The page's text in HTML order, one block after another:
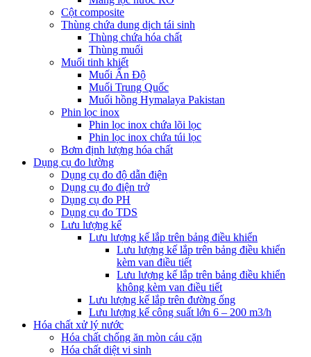
Cột composite
Thùng chứa dung dịch tái sinh
Thùng chứa hóa chất
Thùng muối
Muối tinh khiết
Muối Ấn Độ
Muối Trung Quốc
Muối hồng Hymalaya Pakistan
Phin lọc inox
Phin lọc inox chứa lõi lọc
Phin lọc inox chứa túi lọc
Bơm định lượng hóa chất
Dụng cụ đo lường
Dụng cụ đo độ dẫn điện
Dụng cụ đo điện trở
Dụng cụ đo PH
Dụng cụ đo TDS
Lưu lượng kế
Lưu lượng kế lắp trên bảng điều khiển
Lưu lượng kế lắp trên bảng điều khiển
kèm van điều tiết
Lưu lượng kế lắp trên bảng điều khiển
không kèm van điều tiết
Lưu lượng kế lắp trên đường ống
Lưu lượng kế công suất lớn 6 – 200 m3/h
Hóa chất xử lý nước
Hóa chất chống ăn mòn cáu cặn
Hóa chất diệt vi sinh